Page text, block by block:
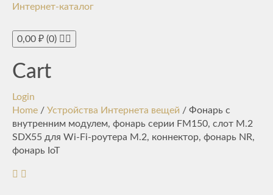
Интернет-каталог
0,00 ₽ (0)
Cart
Login
Home / Устройства Интернета вещей / Фонарь с
внутренним модулем, фонарь серии FM150, слот M.2
SDX55 для Wi-Fi-роутера M.2, коннектор, фонарь NR,
фонарь IoT